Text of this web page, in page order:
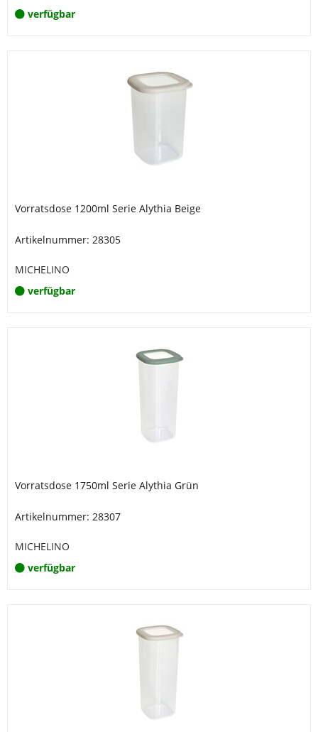
verfügbar
Vorratsdose 1200ml Serie Alythia Beige
Artikelnummer: 28305
MICHELINO
verfügbar
Vorratsdose 1750ml Serie Alythia Grün
Artikelnummer: 28307
MICHELINO
verfügbar